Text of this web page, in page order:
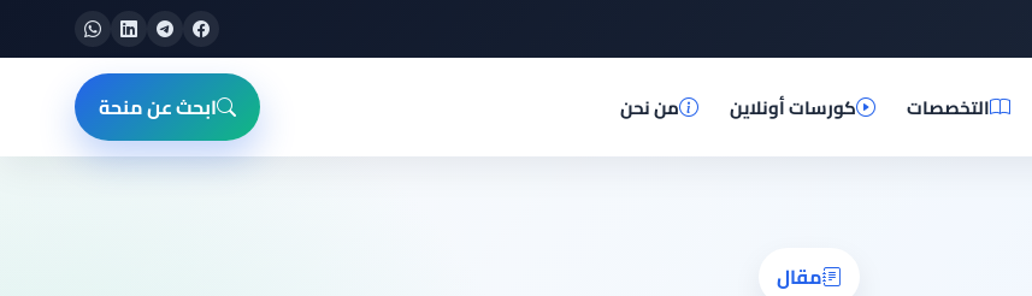
التخصصات كورسات أونلاين من نحن ابحث عن منحة
مقال